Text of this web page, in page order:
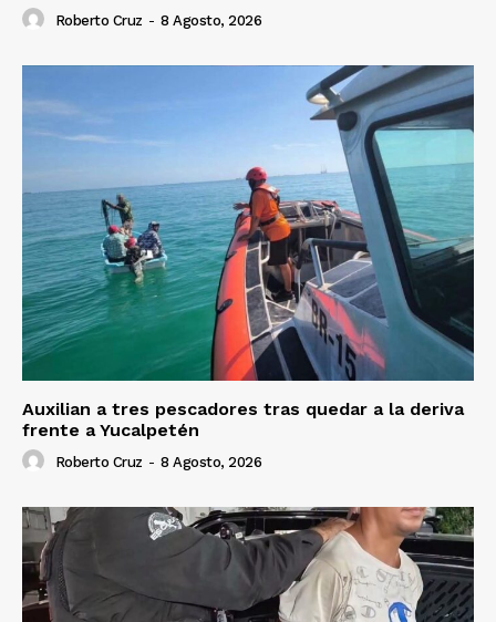
Roberto Cruz - 8 Agosto, 2026
Auxilian a tres pescadores tras quedar a la deriva
frente a Yucalpetén
Roberto Cruz - 8 Agosto, 2026